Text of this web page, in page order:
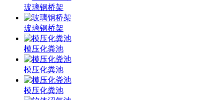
玻璃钢桥架
玻璃钢桥架
模压化粪池
模压化粪池
模压化粪池